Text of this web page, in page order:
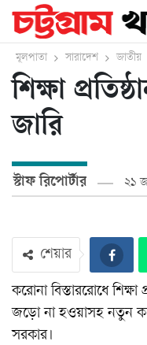
মূলপাতা সারাদেশ জাতীয়
শিক্ষা
জারি
স্টাফ রিপোর্টার ২১
শেয়ার
করোনা বিস্তাররোধে
জড়ো না হওয়াসহ নতুন
সরকার।